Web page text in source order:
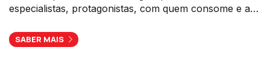
especialistas, protagonistas, com quem consome e até
SABER MAIS